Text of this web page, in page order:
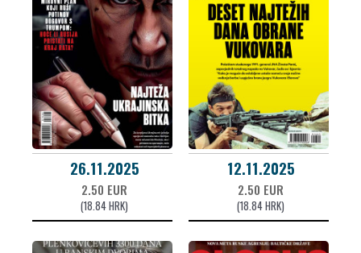
26.11.2025
2.50 EUR
(18.84 HRK)
12.11.2025
2.50 EUR
(18.84 HRK)